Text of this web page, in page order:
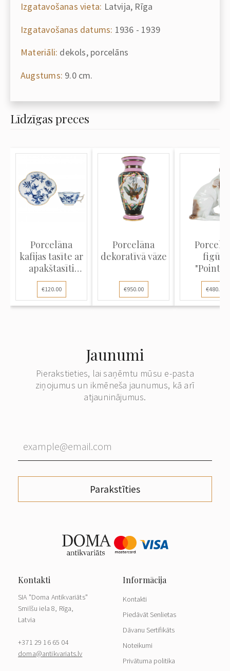
Izgatavošanas vieta: Latvija, Rīga
Izgatavošanas datums: 1936 - 1939
Materiāli: dekols, porcelāns
Augstums: 9.0 cm.
Līdzīgas preces
Porcelāna
kafijas tasīte ar
apakštasīti
"Zila...
€120.00
Porcelāna
dekoratīvā vāze
€950.00
figūra
€480.00
Jaunumi
Pierakstieties, lai saņēmtu mūsu e-pasta
ziņojumus un ikmēneša jaunumus, kā arī
atjauninājumus.
Parakstīties
SIA "Doma Antikvariāts"
Smilšu iela 8, Rīga,
Latvia
+371 29 16 65 04
doma@antikvariats.lv
Kontakti
Piedāvāt Senlietas
Dāvanu Sertifikāts
Noteikumi
Privātuma politika